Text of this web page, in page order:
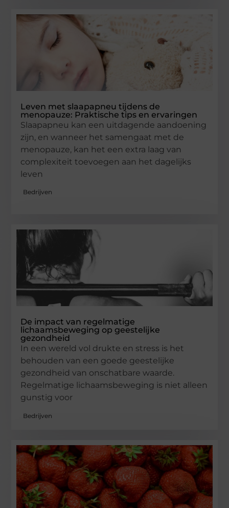
Leven met slaapapneu tijdens de
menopauze: Praktische tips en ervaringen
Slaapapneu kan een uitdagende aandoening
zijn, en wanneer het samengaat met de
menopauze, kan het een extra laag van
complexiteit toevoegen aan het dagelijks
leven
Bedrijven
De impact van regelmatige
lichaamsbeweging op geestelijke
gezondheid
In een wereld vol drukte en stress is het
behouden van een goede geestelijke
gezondheid van onschatbare waarde.
Regelmatige lichaamsbeweging is niet alleen
gunstig voor
Bedrijven